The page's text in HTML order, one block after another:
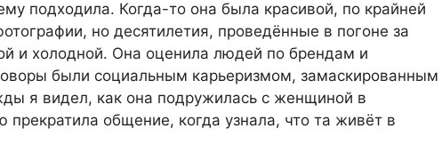
подходила. Когда-то она была красивой, по крайней
но десятилетия, проведённые в погоне за
и холодной. Она оценила людей по брендам и
были социальным карьеризмом, замаскированным
я видел, как она подружилась с женщиной в
прекратила общение, когда узнала, что та живёт в